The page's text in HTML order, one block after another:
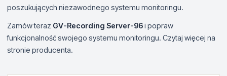
poszukujących niezawodnego systemu monitoringu.
Zamów teraz GV-Recording Server-96i popraw
funkcjonalność swojego systemu monitoringu. Czytaj więcej na
stronie producenta.